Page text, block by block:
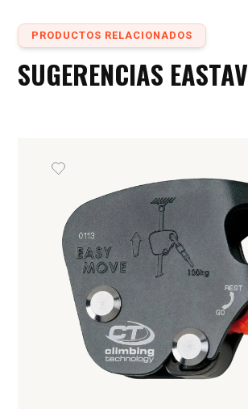
PRODUCTOS RELACIONADOS
SUGERENCIAS EASTAV